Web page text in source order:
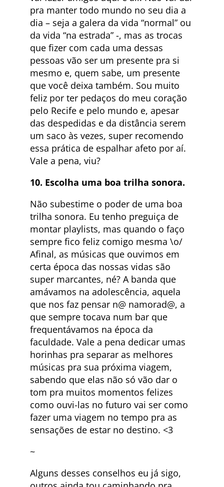
pra manter todo mundo no seu dia a
dia – seja a galera da vida “normal” ou
da vida “na estrada” -, mas as trocas
que fizer com cada uma dessas
pessoas vão ser um presente pra si
mesmo e, quem sabe, um presente
que você deixa também. Sou muito
feliz por ter pedaços do meu coração
pelo Recife e pelo mundo e, apesar
das despedidas e da distância serem
um saco às vezes, super recomendo
essa prática de espalhar afeto por aí.
Vale a pena, viu?
10. Escolha uma boa trilha sonora.
Não subestime o poder de uma boa
trilha sonora. Eu tenho preguiça de
montar playlists, mas quando o faço
sempre fico feliz comigo mesma \o/
Afinal, as músicas que ouvimos em
certa época das nossas vidas são
super marcantes, né? A banda que
amávamos na adolescência, aquela
que nos faz pensar n@ namorad@, a
que sempre tocava num bar que
frequentávamos na época da
faculdade. Vale a pena dedicar umas
horinhas pra separar as melhores
músicas pra sua próxima viagem,
sabendo que elas não só vão dar o
tom pra muitos momentos felizes
como ouvi-las no futuro vai ser como
fazer uma viagem no tempo pra as
sensações de estar no destino. <3
~
Alguns desses conselhos eu já sigo,